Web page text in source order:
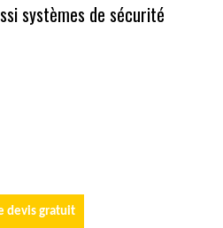
systèmes de sécurité
devis gratuit